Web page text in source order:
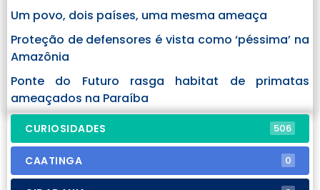
Um povo, dois países, uma mesma ameaça
Proteção de defensores é vista como ‘péssima’ na
Amazônia
Ponte do Futuro rasga habitat de primatas
ameaçados na Paraíba
CURIOSIDADES 506
CAATINGA 0